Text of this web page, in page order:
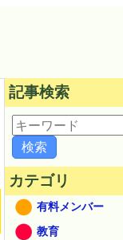
記事検索
カテゴリ
有料メンバー
教育